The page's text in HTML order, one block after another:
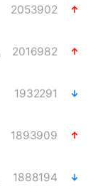
2053902
2016982
1932291
1893909
1888194